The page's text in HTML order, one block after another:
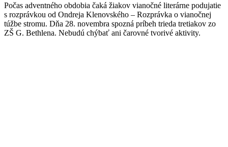
Počas adventného obdobia čaká žiakov vianočné literárne podujatie
s rozprávkou od Ondreja Klenovského – Rozprávka o vianočnej
túžbe stromu. Dňa 28. novembra spozná príbeh trieda tretiakov zo
ZŠ G. Bethlena. Nebudú chýbať ani čarovné tvorivé aktivity.